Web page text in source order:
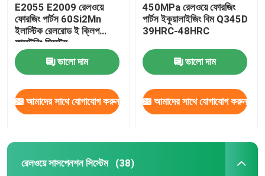
E2055 E2009 রেলওয়ে
ফোরজিং পার্টস 60Si2Mn
ইলাস্টিক রেলরোড ই ক্লিপ
ফাস্টেনিং সিস্টেম
ভালো দাম
আমাদের সাথে যোগাযোগ করুন
450MPa রেলওয়ে ফোরজিং
পার্টস ইকুয়ালাইজিং বিম Q345D
39HRC-48HRC
ভালো দাম
আমাদের সাথে যোগাযোগ করুন
রেলওয়ে সাসপেনশন সিস্টেম (38)